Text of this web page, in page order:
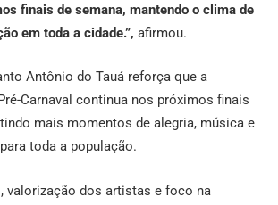
finais de semana, mantendo o clima de
em toda a cidade.”, afirmou.
Antônio do Tauá reforça que a
Carnaval continua nos próximos finais
mais momentos de alegria, música e
toda a população.
valorização dos artistas e foco na